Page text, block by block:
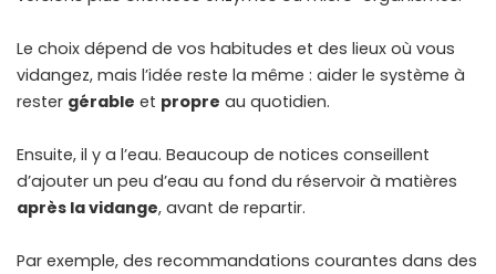
Le choix dépend de vos habitudes et des lieux où vous
vidangez, mais l’idée reste la même : aider le système à
rester gérable et propre au quotidien.
Ensuite, il y a l’eau. Beaucoup de notices conseillent
d’ajouter un peu d’eau au fond du réservoir à matières
après la vidange, avant de repartir.
Par exemple, des recommandations courantes dans des